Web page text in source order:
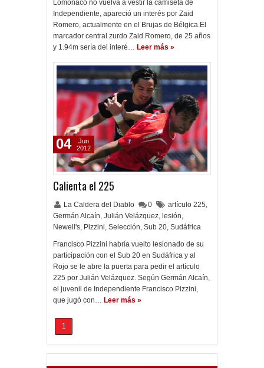
Lomónaco no vuelva a vestir la camiseta de
Independiente, apareció un interés por Zaid
Romero, actualmente en el Brujas de Bélgica.El
marcador central zurdo Zaid Romero, de 25 años
y 1.94m sería del interé… Leer más »
Calienta el 225
La Caldera del Diablo 0 artículo 225,
Germán Alcaín, Julián Velázquez, lesión,
Newell's, Pizzini, Selección, Sub 20, Sudáfrica
Francisco Pizzini habría vuelto lesionado de su
participación con el Sub 20 en Sudáfrica y al
Rojo se le abre la puerta para pedir el artículo
225 por Julián Velázquez. Según Germán Alcaín,
el juvenil de Independiente Francisco Pizzini,
que jugó con… Leer más »
04
Jun
2012
1